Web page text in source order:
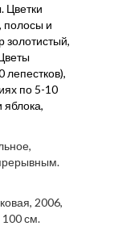
Цветки
и
золотистый,
лепестков),
по 5-10
яблока,
2006,
см.